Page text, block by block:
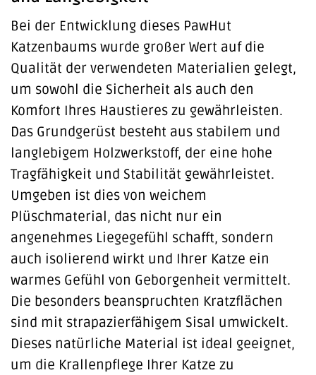
Bei der Entwicklung dieses PawHut
Katzenbaums wurde großer Wert auf die
Qualität der verwendeten Materialien gelegt,
um sowohl die Sicherheit als auch den
Komfort Ihres Haustieres zu gewährleisten.
Das Grundgerüst besteht aus stabilem und
langlebigem Holzwerkstoff, der eine hohe
Tragfähigkeit und Stabilität gewährleistet.
Umgeben ist dies von weichem
Plüschmaterial, das nicht nur ein
angenehmes Liegegefühl schafft, sondern
auch isolierend wirkt und Ihrer Katze ein
warmes Gefühl von Geborgenheit vermittelt.
Die besonders beanspruchten Kratzflächen
sind mit strapazierfähigem Sisal umwickelt.
Dieses natürliche Material ist ideal geeignet,
um die Krallenpflege Ihrer Katze zu